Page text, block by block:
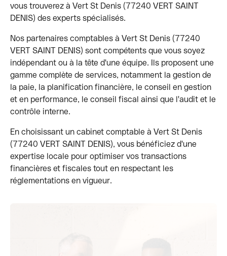
vous trouverez à Vert St Denis (77240 VERT SAINT
DENIS) des experts spécialisés.
Nos partenaires comptables à Vert St Denis (77240
VERT SAINT DENIS) sont compétents que vous soyez
indépendant ou à la tête d'une équipe. Ils proposent une
gamme complète de services, notamment la gestion de
la paie, la planification financière, le conseil en gestion
et en performance, le conseil fiscal ainsi que l'audit et le
contrôle interne.
En choisissant un cabinet comptable à Vert St Denis
(77240 VERT SAINT DENIS), vous bénéficiez d'une
expertise locale pour optimiser vos transactions
financières et fiscales tout en respectant les
réglementations en vigueur.